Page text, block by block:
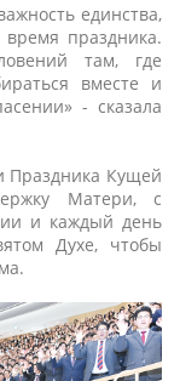
единства,
праздника.
там, где
вместе и
- сказала
Праздника Кущей
Матери, с
и каждый день
Духе, чтобы